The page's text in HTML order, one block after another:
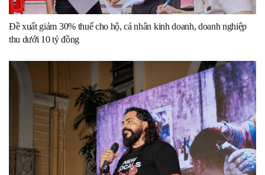
Đề xuất giảm 30% thuế cho hộ, cá nhân kinh doanh, doanh nghiệp
thu dưới 10 tỷ đồng